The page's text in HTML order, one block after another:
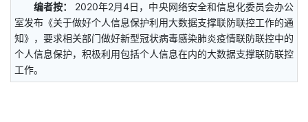
编者按：
2020年2月4日，中央网络安全和信息化委员会办公
室发布《关于做好个人信息保护利用大数据支撑联防联控工作的通
知》，要求相关部门做好新型冠状病毒感染肺炎疫情联防联控中的
个人信息保护，积极利用包括个人信息在内的大数据支撑联防联控
工作。